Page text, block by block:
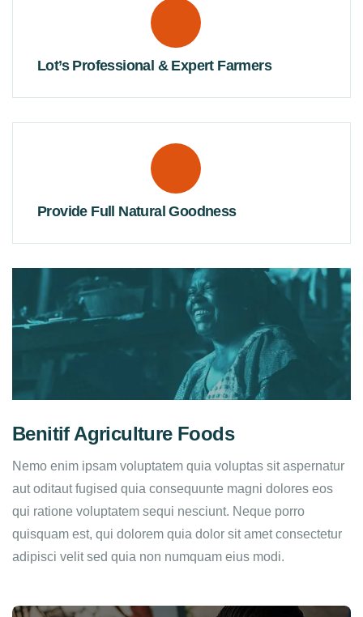
Lot’s Professional & Expert Farmers
Provide Full Natural Goodness
Benitif Agriculture Foods
Nemo enim ipsam voluptatem quia voluptas sit aspernatur
aut oditaut fugised quia consequunte magni dolores eos
qui ratione voluptatem sequi nesciunt. Neque porro
quisquam est, qui dolorem quia dolor sit amet consectetur
adipisci velit sed quia non numquam eius modi.